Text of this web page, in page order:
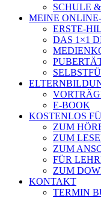
SCHULE
MEINE
ERSTE-
DAS 1×1
E-BOOK
KOSTENLOS
ZUM
ZUM
ZUM
FÜR
ZUM
KONTAKT
TERMIN